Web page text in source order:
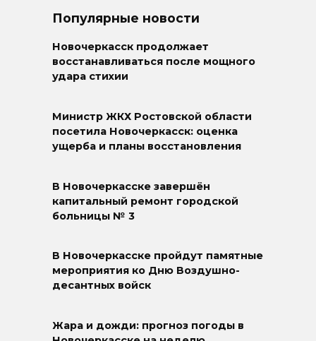
Популярные новости
Новочеркасск продолжает
восстанавливаться после мощного
удара стихии
Министр ЖКХ Ростовской области
посетила Новочеркасск: оценка
ущерба и планы восстановления
В Новочеркасске завершён
капитальный ремонт городской
больницы № 3
В Новочеркасске пройдут памятные
мероприятия ко Дню Воздушно-
десантных войск
Жара и дожди: прогноз погоды в